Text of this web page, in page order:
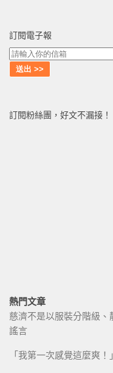
訂閱電子報
訂閱粉絲團，好文不漏接！
熱門文章
慈濟不是以服裝分階級
謠言
「我第一次感覺這麼爽